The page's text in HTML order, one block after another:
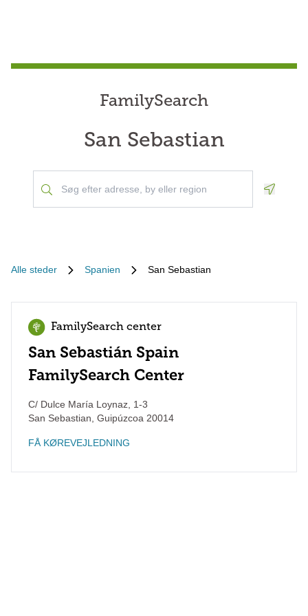
FamilySearch
San Sebastian
Alle steder Spanien San Sebastian
FamilySearch center
San Sebastián Spain
FamilySearch Center
C/ Dulce María Loynaz, 1-3
San Sebastian Guipúzcoa 20014
FÅ KØREVEJLEDNING